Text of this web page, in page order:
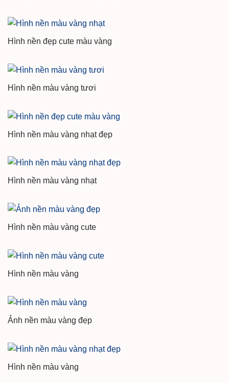
Hình nền đẹp cute màu vàng
Hình nền màu vàng tươi
Hình nền màu vàng nhạt đẹp
Hình nền màu vàng nhạt
Hình nền màu vàng cute
Hình nền màu vàng
Ảnh nền màu vàng đẹp
Hình nền màu vàng